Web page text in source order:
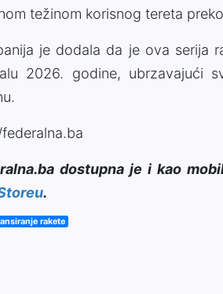
težinom korisnog tereta
je dodala da je ova serija
2026. godine, ubrzavajući
dostupna je i kao
.
rakete